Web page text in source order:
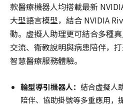
款醫療機器人均搭載最新
大型語言模型，結合 NVIDIA
動。虛擬人助理更可結合多種
交流、衛教說明與病患陪伴，
智慧醫療服務體驗。
輪型導引機器人： 結合虛擬人
陪伴、協助掛號等多重應用，